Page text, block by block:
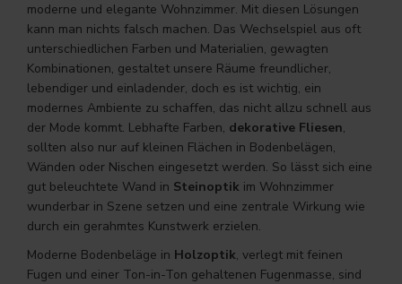
moderne und elegante Wohnzimmer. Mit diesen Lösungen
kann man nichts falsch machen. Das Wechselspiel aus oft
unterschiedlichen Farben und Materialien, gewagten
Kombinationen, gestaltet unsere Räume freundlicher,
lebendiger und einladender, doch es ist wichtig, ein
modernes Ambiente zu schaffen, das nicht allzu schnell aus
der Mode kommt. Lebhafte Farben, dekorative Fliesen,
sollten also nur auf kleinen Flächen in Bodenbelägen,
Wänden oder Nischen eingesetzt werden. So lässt sich eine
gut beleuchtete Wand in Steinoptik im Wohnzimmer
wunderbar in Szene setzen und eine zentrale Wirkung wie
durch ein gerahmtes Kunstwerk erzielen.
Moderne Bodenbeläge in Holzoptik, verlegt mit feinen
Fugen und einer Ton-in-Ton gehaltenen Fugenmasse, sind